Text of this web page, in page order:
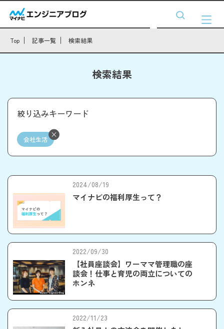
Top 記事一覧 検索結果
検索結果
絞り込みキーワード
会社生活
2024/08/19
マイナビの福利厚生って？
2022/09/30
【社員座談会】ワーママ管理職の座
談会！仕事と育児の両立についての
ホンネ
2022/11/23